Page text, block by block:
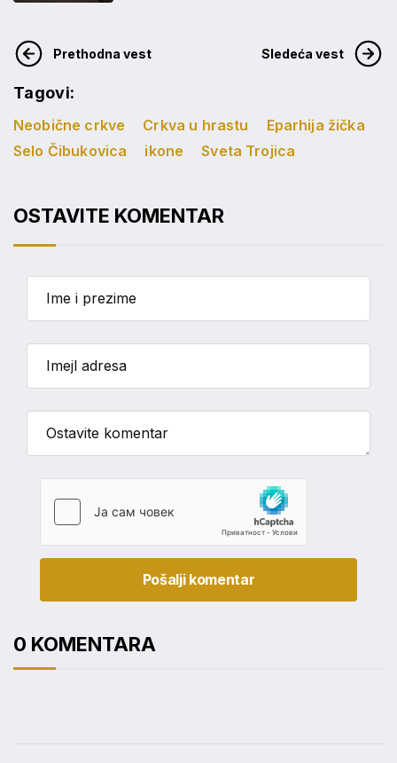
Prethodna vest Sledeća vest
Tagovi:
Neobične crkve Crkva u hrastu
Eparhija žička
Selo Čibukovica
ikone Sveta Trojica
OSTAVITE KOMENTAR
Pošalji komentar
0 KOMENTARA